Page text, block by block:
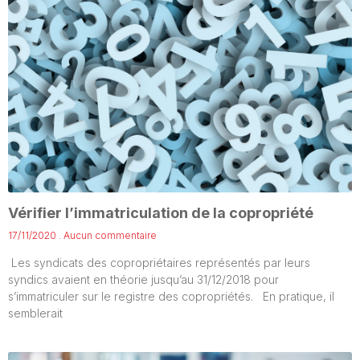
Vérifier l’immatriculation de la copropriété
17/11/2020 Aucun commentaire
Les syndicats des copropriétaires représentés par leurs
syndics avaient en théorie jusqu’au 31/12/2018 pour
s’immatriculer sur le registre des copropriétés. En pratique, il
semblerait